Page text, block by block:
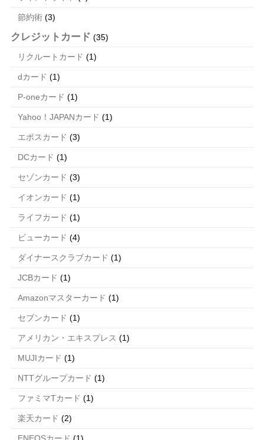
節約術(3)
クレジットカード (35)
リクルートカード (1)
dカード (1)
P-oneカード (1)
Yahoo！JAPANカード (1)
エポスカード (3)
DCカード (1)
セゾンカード (3)
イオンカード (1)
ライフカード (1)
ビューカード (4)
ダイナースクラブカード (1)
JCBカード (1)
Amazonマスターカード (1)
セブンカード (1)
アメリカン・エキスプレス (1)
MUJIカード (1)
NTTグループカード (1)
ファミマTカード (1)
楽天カード (2)